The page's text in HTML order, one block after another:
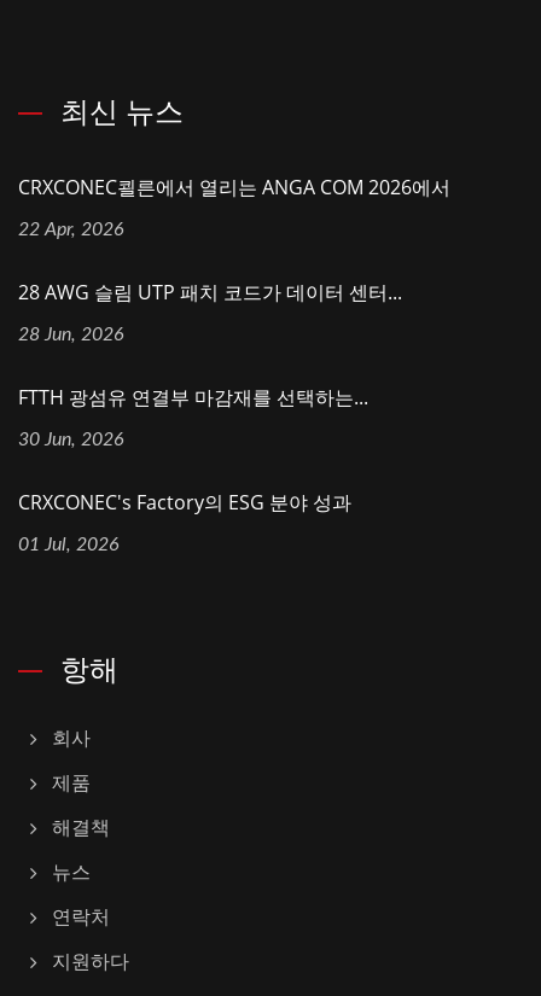
최신 뉴스
CRXCONEC쾰른에서 열리는 ANGA COM 2026에서
22 Apr, 2026
28 AWG 슬림 UTP 패치 코드가 데이터 센터...
28 Jun, 2026
FTTH 광섬유 연결부 마감재를 선택하는...
30 Jun, 2026
CRXCONEC's Factory의 ESG 분야 성과
01 Jul, 2026
항해
회사
제품
해결책
뉴스
연락처
지원하다